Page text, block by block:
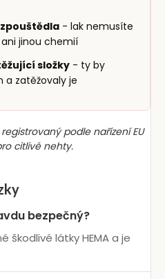
- lak nemusíte
jinou chemií
složky - ty by
a zatěžovaly je
podle nařízení EU
citlivé nehty.
bezpečný?
škodlivé látky HEMA a je